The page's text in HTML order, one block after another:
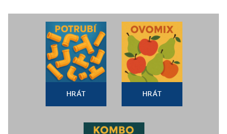
HRÁT HRÁT